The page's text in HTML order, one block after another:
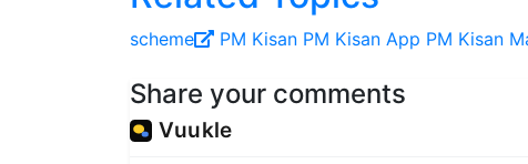
scheme PM Kisan PM Kisan App